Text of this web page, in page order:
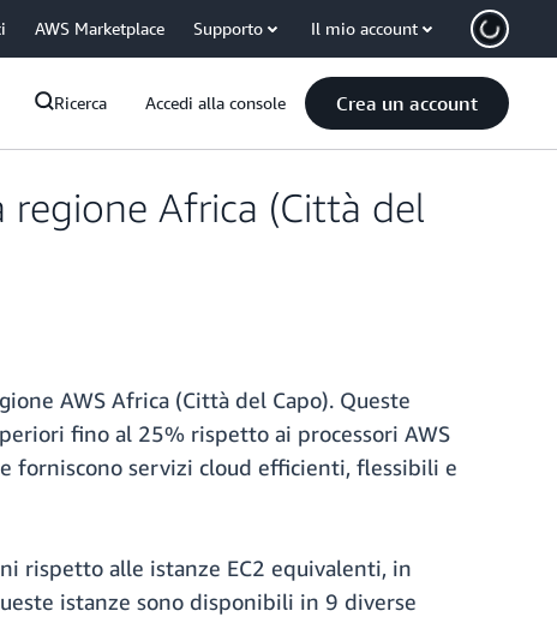
AWS Marketplace Supporto Il mio account
Ricerca Accedi alla console Crea un account
regione Africa (Città del
AWS Africa (Città del Capo). Queste
fino al 25% rispetto ai processori AWS
forniscono servizi cloud efficienti, flessibili e
rispetto alle istanze EC2 equivalenti, in
istanze sono disponibili in 9 diverse